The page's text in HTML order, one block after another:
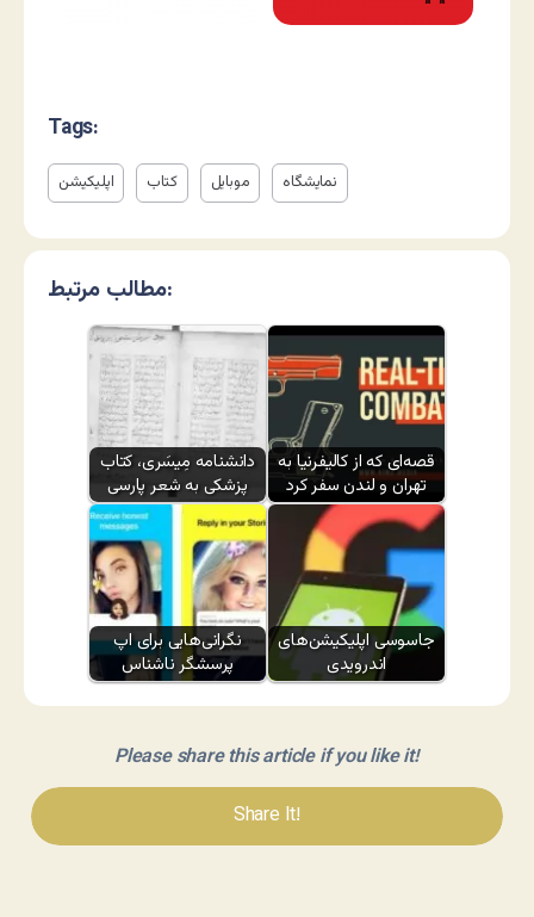
Tags:
اپلیکیشن کتاب موبایل نمایشگاه
مطالب مرتبط:
دانشنامه مِیسَری، کتاب
پزشکی به شعر پارسی
قصه‌ای که از کالیفرنیا به
تهران و لندن سفر کرد
نگرانی‌هایی برای اپ
پرسشگر ناشناس
جاسوسی اپلیکیشن‌های
اندرویدی
Please share this article if you like it!
Share It!